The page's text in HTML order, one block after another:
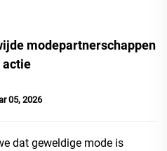
modepartnerschappen
actie
05, 2026
dat geweldige mode is